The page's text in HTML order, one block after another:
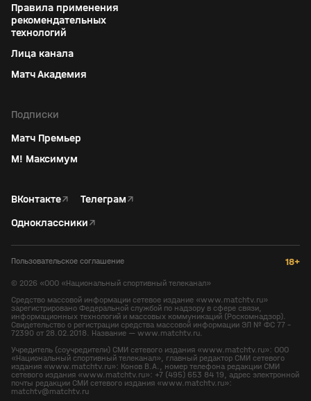
Правила применения
рекомендательных
технологий
Лица канала
Матч Академия
Подписки
Матч Премьер
М! Максимум
ВКонтакте↗ Телеграм↗
Одноклассники↗
Пользовательское соглашение 18+
© 2026 «ООО «Национальный спортивный телеканал»
Средство массовой информации сетевое издание «www.matchtv.ru»
зарегистрировано Федеральной службой по надзору в сфере связи,
информационных технологий и массовых коммуникаций (Роскомнадзор).
Свидетельство о регистрации средства массовой информации ЭЛ № ФС 77 -
72390 от 28.02.2018. Название — www.matchtv.ru.
Учредитель (соучредители) СМИ сетевого издания «www.matchtv.ru»: ООО
«Национальный спортивный телеканал», главный редактор СМИ сетевого
издания «www.matchtv.ru»: Конов В.А., номер телефона редакции СМИ
сетевого издания «www.matchtv.ru»: +7 (495) 653 84 19, адрес электронной
почты редакции СМИ сетевого издания «www.matchtv.ru»:
matchtv@matchtv.ru